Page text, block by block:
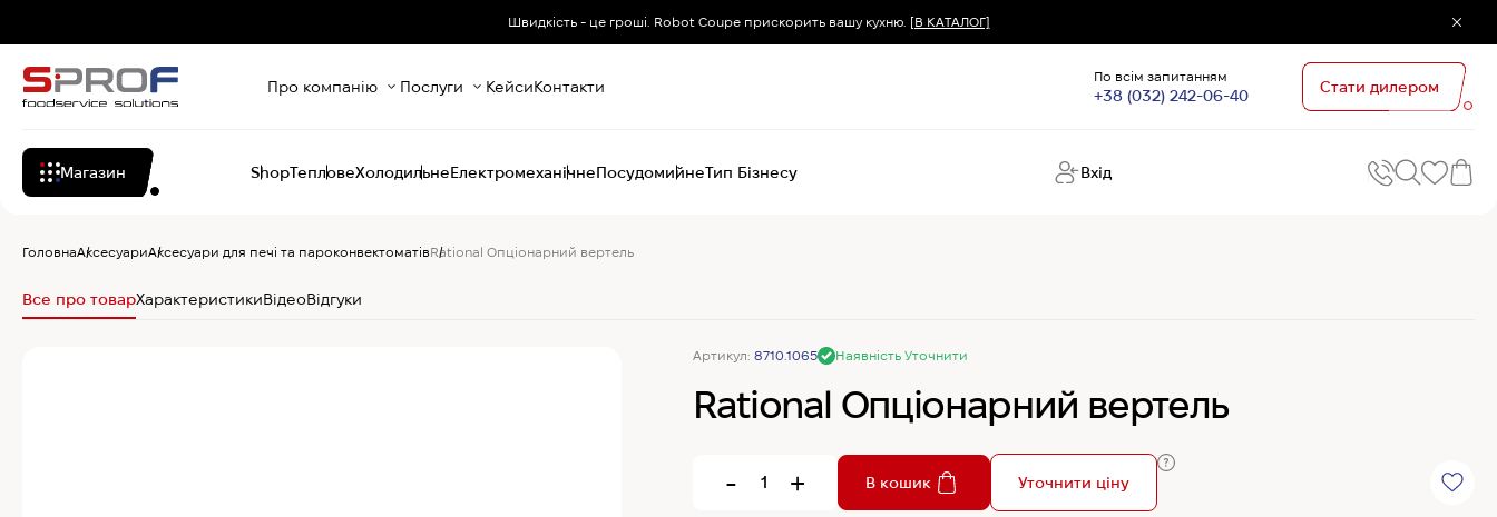
Швидкість - це гроші. Robot Coupe прискорить вашу кухню. [В КАТАЛОГ]
Про компанію Послуги КейсиКонтакти
По всім запитанням
+38 (032) 242-06-40 Стати дилером
Магазин ShopТепловеХолодильнеЕлектромеханічнеПосудомийнеТип Бізнесу Вхід
Пароконвектомати
ГоловнаАксесуариАксесуари для печі та пароконвектоматівRational Опціонарний вертель
Все про товарХарактеристикиВідеоВідгуки
Артикул: 8710.1065 Наявність Уточнити
Rational Опціонарний вертель
- + В кошик Уточнити ціну